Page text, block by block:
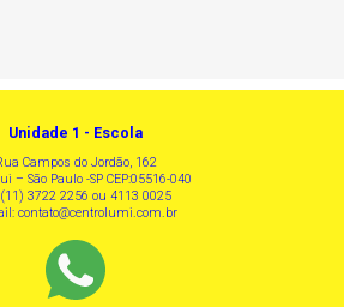
Unidade 1 - Escola
Campos do Jordão, 162
– São Paulo -SP CEP:05516-040
3722 2256 ou 4113 0025
contato@centrolumi.com.br